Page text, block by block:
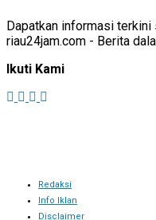
Dapatkan informasi terkini
riau24jam.com - Berita
Ikuti Kami
Redaksi
Info Iklan
Disclaimer